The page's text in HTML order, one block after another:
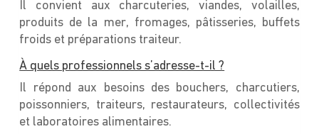
Il convient aux charcuteries, viandes, volailles,
produits de la mer, fromages, pâtisseries, buffets
froids et préparations traiteur.
À quels professionnels s’adresse-t-il ?
Il répond aux besoins des bouchers, charcutiers,
poissonniers, traiteurs, restaurateurs, collectivités
et laboratoires alimentaires.